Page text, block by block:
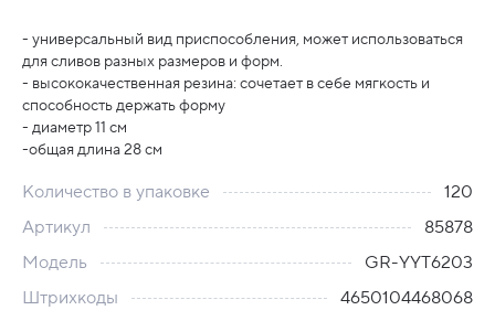
- универсальный вид приспособления, может использоваться
для сливов разных размеров и форм.
- высококачественная резина: сочетает в себе мягкость и
способность держать форму
- диаметр 11 см
-общая длина 28 см
Количество в упаковке
120
Артикул
85878
Модель
GR-YYT6203
Штрихкоды
4650104468068